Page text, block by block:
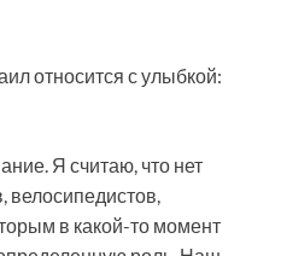
относится с улыбкой:
Я считаю, что нет
велосипедистов,
в какой-то момент